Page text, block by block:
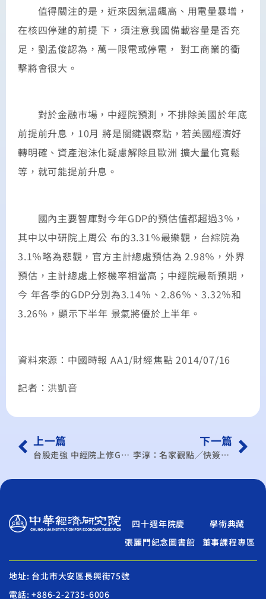
值得關注的是，近來因氣溫飆高、用電量暴增，
在核四停建的前提 下，須注意我國備載容量是否充
足，劉孟俊認為，萬一限電或停電， 對工商業的衝
擊將會很大。
對於金融市場，中經院預測，不排除美國於年底
前提前升息，10月 將是關鍵觀察點，若美國經濟好
轉明確、資產泡沬化疑慮解除且歐洲 擴大量化寬鬆
等，就可能提前升息。
國內主要智庫對今年GDP的預估值都超過3％，
其中以中研院上周公 布的3.31％最樂觀，台綜院為
3.1％略為悲觀，官方主計總處預估為 2.98％，外界
預估，主計總處上修機率相當高；中經院最新預期，
今 年各季的GDP分別為3.14％、2.86％、3.32％和
3.26％，顯示下半年 景氣將優於上半年。
資料來源：中國時報 AA1/財經焦點 2014/07/16
記者：洪凱音
上一篇
台股走強 中經院上修GDP 今年預估達3.15％
下一篇
李淳：名家觀點╱快簽FTA 當馳騁全球的獅子
四十週年院慶
學術典藏
張麗門紀念圖書館
董事課程專區
地址: 台北市大安區長興街75號
電話: +886-2-2735-6006